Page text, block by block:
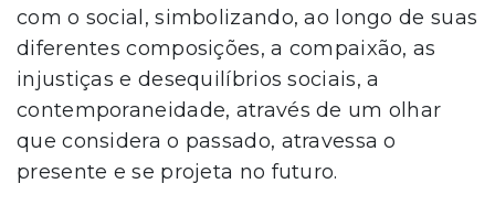
com o social, simbolizando, ao longo de suas
diferentes composições, a compaixão, as
injustiças e desequilíbrios sociais, a
contemporaneidade, através de um olhar
que considera o passado, atravessa o
presente e se projeta no futuro.